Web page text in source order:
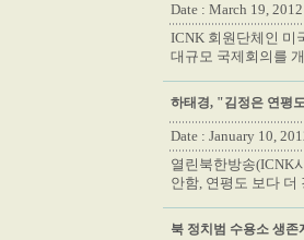
Date : March 19, 2012
ICNK 회원단체인 미
대규모 국제회의를
하태경, "김정은 연평
Date : January 10,
열린북한방송(ICNK
안함, 연평도 보다
북 정치범 수용소 생